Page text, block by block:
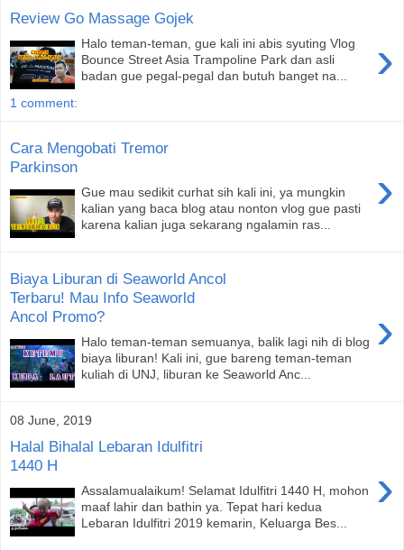
Review Go Massage Gojek
›
Halo teman-teman, gue kali ini abis syuting Vlog
Bounce Street Asia Trampoline Park dan asli
badan gue pegal-pegal dan butuh banget na...
1 comment:
Cara Mengobati Tremor
Parkinson
›
Gue mau sedikit curhat sih kali ini, ya mungkin
kalian yang baca blog atau nonton vlog gue pasti
karena kalian juga sekarang ngalamin ras...
Biaya Liburan di Seaworld Ancol
Terbaru! Mau Info Seaworld
Ancol Promo?
›
Halo teman-teman semuanya, balik lagi nih di blog
biaya liburan! Kali ini, gue bareng teman-teman
kuliah di UNJ, liburan ke Seaworld Anc...
08 June, 2019
Halal Bihalal Lebaran Idulfitri
1440 H
›
Assalamualaikum! Selamat Idulfitri 1440 H, mohon
maaf lahir dan bathin ya. Tepat hari kedua
Lebaran Idulfitri 2019 kemarin, Keluarga Bes...